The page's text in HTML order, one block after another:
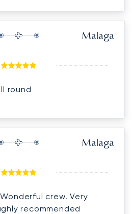
Malaga
round
Malaga
crew. Very
recommended